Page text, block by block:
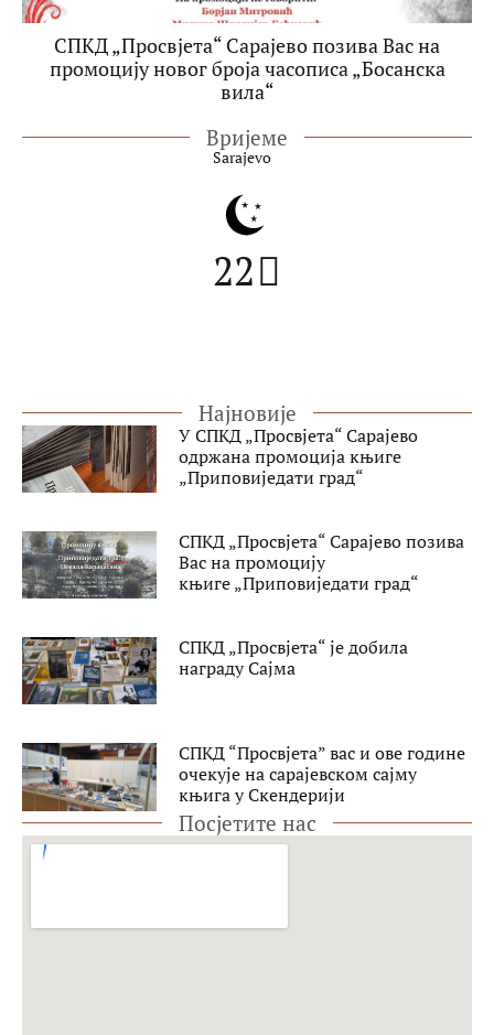
СПКД „Просвјета“ Сарајево позива Вас на
промоцију новог броја часописа „Босанска
вила“
Вријеме
Sarajevo
22
Најновије
У СПКД „Просвјета“ Сарајево
одржана промоција књиге
„Приповиједати град“
СПКД „Просвјета“ Сарајево позива
Вас на промоцију
књиге „Приповиједати град“
СПКД „Просвјета“ је добила
награду Сајма
СПКД “Просвјета” вас и ове године
очекује на сарајевском сајму
књига у Скендерији
Посјетите нас